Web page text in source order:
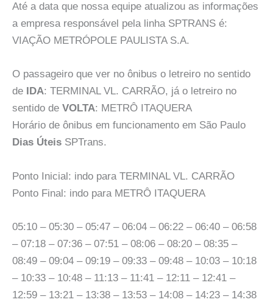
Até a data que nossa equipe atualizou as informações
a empresa responsável pela linha SPTRANS é:
VIAÇÃO METRÓPOLE PAULISTA S.A.
O passageiro que ver no ônibus o letreiro no sentido
de
IDA: TERMINAL VL. CARRÃO, já o letreiro no
sentido de VOLTA: METRÔ ITAQUERA
Horário de ônibus em funcionamento em São Paulo
Dias Úteis SPTrans.
Ponto Inicial: indo para TERMINAL VL. CARRÃO
Ponto Final: indo para METRÔ ITAQUERA
05:10 – 05:30 – 05:47 – 06:04 – 06:22 – 06:40 – 06:58
– 07:18 – 07:36 – 07:51 – 08:06 – 08:20 – 08:35 –
08:49 – 09:04 – 09:19 – 09:33 – 09:48 – 10:03 – 10:18
– 10:33 – 10:48 – 11:13 – 11:41 – 12:11 – 12:41 –
12:59 – 13:21 – 13:38 – 13:53 – 14:08 – 14:23 – 14:38